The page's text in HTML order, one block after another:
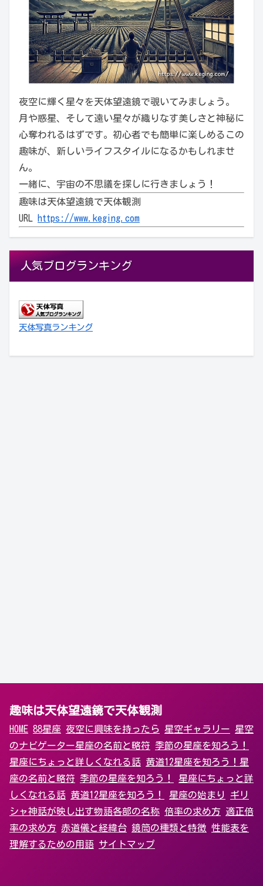
夜空に輝く星々を天体望遠鏡で覗いてみましょう。
月や惑星、そして遠い星々が織りなす美しさと神秘に
心奪われるはずです。初心者でも簡単に楽しめるこの
趣味が、新しいライフスタイルになるかもしれませ
ん。
一緒に、宇宙の不思議を探しに行きましょう！
趣味は天体望遠鏡で天体観測
URL
https://www.keging.com
人気ブログランキング
天体写真ランキング
趣味は天体望遠鏡で天体観測
HOME 88星座 夜空に興味を持ったら 星空ギャラリー 星空
のナビゲーター星座の名前と略符 季節の星座を知ろう！
星座にちょっと詳しくなれる話 黄道12星座を知ろう！ 星
座の名前と略符 季節の星座を知ろう！
星座にちょっと詳
しくなれる話 黄道12星座を知ろう！ 星座の始まり
ギリ
シャ神話が映し出す物語各部の名称 倍率の求め方 適正倍
率の求め方 赤道儀と経緯台 鏡筒の種類と特徴 性能表を
理解するための用語 サイトマップ